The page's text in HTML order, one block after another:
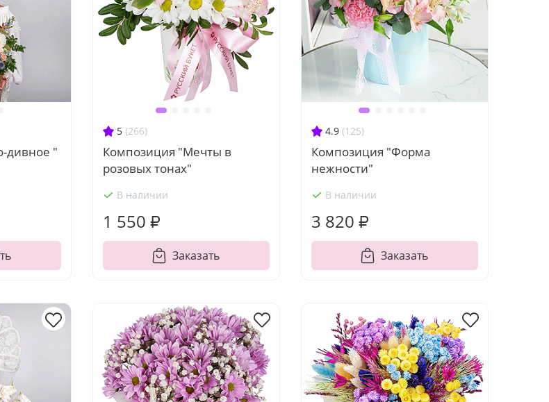
дивное "
5 (266)
Композиция "Мечты в
розовых тонах"
В наличии
1 550 ₽
Заказать
4.9 (125)
Композиция "Форма
нежности"
В наличии
3 820 ₽
Заказать